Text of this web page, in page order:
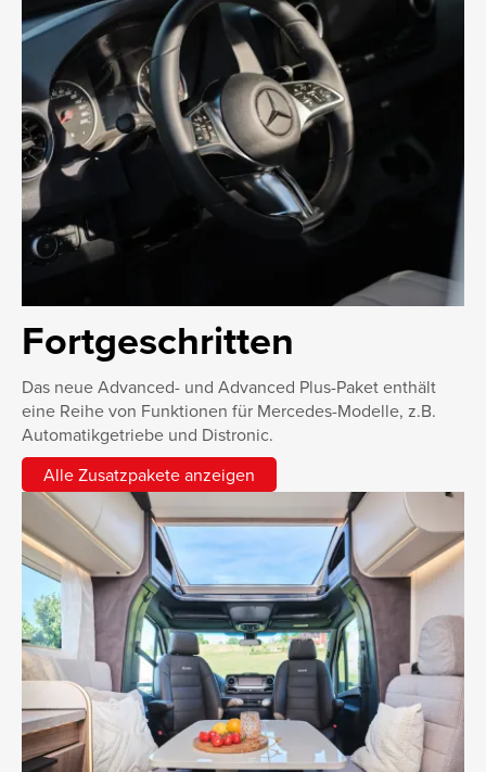
Fortgeschritten
Das neue Advanced- und Advanced Plus-Paket enthält
eine Reihe von Funktionen für Mercedes-Modelle, z.B.
Automatikgetriebe und Distronic.
Alle Zusatzpakete anzeigen